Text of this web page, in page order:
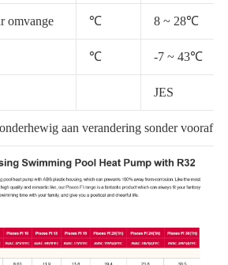
omvange ℃ 8 ~ 28℃
℃ -7 ~ 43℃
JES
aan verandering sonder vooraf